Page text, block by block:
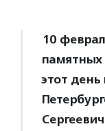
10
памятных
этот